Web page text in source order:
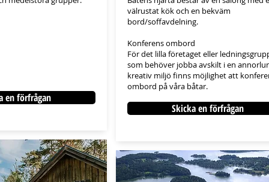
en förfrågan
välrustat kök och en bekväm
bord/soffavdelning.
Konferens ombord
För det lilla företaget eller
som behöver jobba avskilt i en
kreativ miljö finns möjlighet att
ombord på våra båtar.
Skicka en förfrågan